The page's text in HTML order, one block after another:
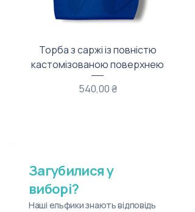
Торба з саржі із повністю
кастомізованою поверхнею
Ціна
540,00 ₴
Загубилися у
виборі?
Наші ельфики знають відповідь